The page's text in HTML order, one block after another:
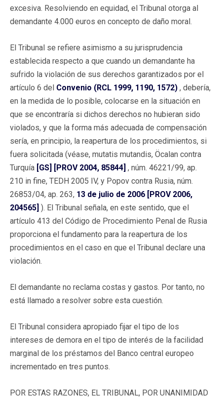
excesiva. Resolviendo en equidad, el Tribunal otorga al
demandante 4.000 euros en concepto de daño moral.
El Tribunal se refiere asimismo a su jurisprudencia
establecida respecto a que cuando un demandante ha
sufrido la violación de sus derechos garantizados por el
artículo 6 del Convenio (RCL 1999, 1190, 1572) , debería,
en la medida de lo posible, colocarse en la situación en
que se encontraría si dichos derechos no hubieran sido
violados, y que la forma más adecuada de compensación
sería, en principio, la reapertura de los procedimientos, si
fuera solicitada (véase, mutatis mutandis, Öcalan contra
Turquía [GS] [PROV 2004, 85844] , núm. 46221/99, ap.
210 in fine, TEDH 2005 IV, y Popov contra Rusia, núm.
26853/04, ap. 263, 13 de julio de 2006 [PROV 2006,
204565] ). El Tribunal señala, en este sentido, que el
artículo 413 del Código de Procedimiento Penal de Rusia
proporciona el fundamento para la reapertura de los
procedimientos en el caso en que el Tribunal declare una
violación.
El demandante no reclama costas y gastos. Por tanto, no
está llamado a resolver sobre esta cuestión.
El Tribunal considera apropiado fijar el tipo de los
intereses de demora en el tipo de interés de la facilidad
marginal de los préstamos del Banco central europeo
incrementado en tres puntos.
POR ESTAS RAZONES, EL TRIBUNAL, POR UNANIMIDAD